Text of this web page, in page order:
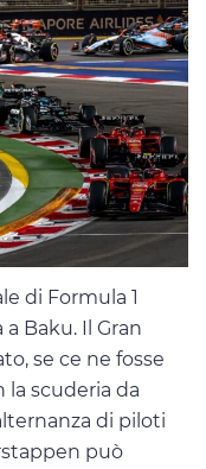
di Formula 1
Baku. Il Gran
se ce ne fosse
la scuderia da
di piloti
può